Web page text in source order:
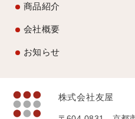
商品紹介
会社概要
お知らせ
株式会社友屋